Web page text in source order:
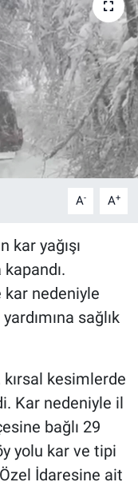
A- A+
kar yağışı
kar nedeniyle
sağlık
kırsal kesimlerde
Kar nedeniyle il
bağlı 29
yolu kar ve tipi
İdaresine ait